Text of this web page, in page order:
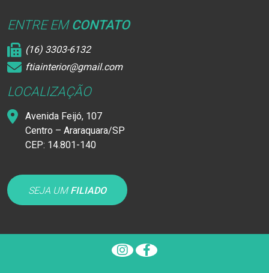
ENTRE EM CONTATO
(16) 3303-6132
ftiainterior@gmail.com
LOCALIZAÇÃO
Avenida Feijó, 107
Centro – Araraquara/SP
CEP: 14.801-140
SEJA UM FILIADO